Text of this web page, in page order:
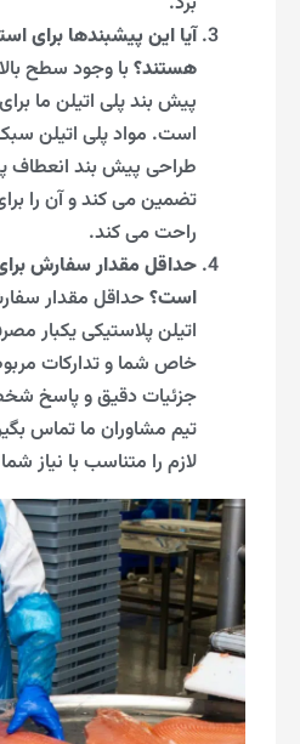
آیا این پیشبندها برای
هستند؟با وجود سطح
پیش بند پلی اتیلن ما
است. مواد پلی اتیلن
طراحی پیش بند انعطاف
تضمین می کند و آن را
راحت می کند.
حداقل مقدار سفارش
است؟حداقل مقدار
اتیلن پلاستیکی یکبار
خاص شما و تدارکات
جزئیات دقیق و پاسخ
تیم مشاوران ما تماس
لازم را متناسب با نیاز